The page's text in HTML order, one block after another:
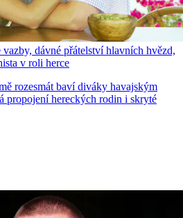
dávné přátelství hlavních hvězd,
v roli herce
rozesmát baví diváky havajským
propojení hereckých rodin i skryté